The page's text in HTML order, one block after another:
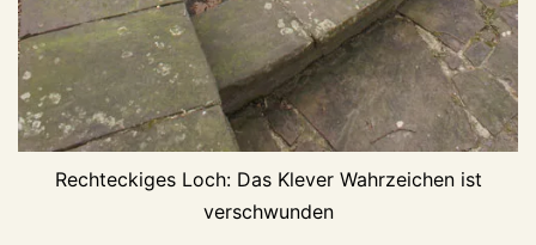
Rechteckiges Loch: Das Klever Wahrzeichen ist
verschwunden